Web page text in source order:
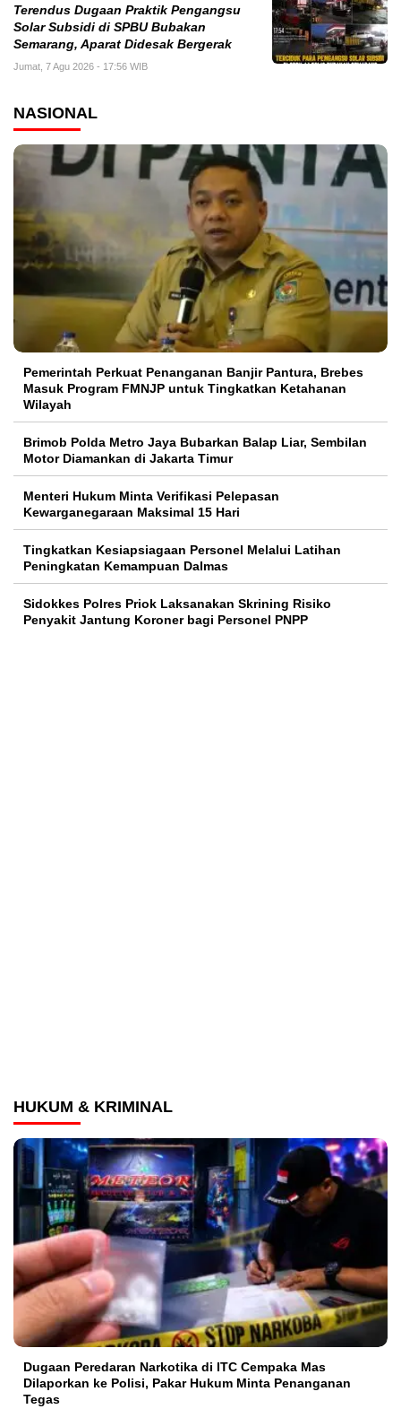
Terendus Dugaan Praktik Pengangsu
Solar Subsidi di SPBU Bubakan
Semarang, Aparat Didesak Bergerak
Jumat, 7 Agu 2026 - 17:56 WIB
NASIONAL
Pemerintah Perkuat Penanganan Banjir Pantura, Brebes
Masuk Program FMNJP untuk Tingkatkan Ketahanan
Wilayah
Brimob Polda Metro Jaya Bubarkan Balap Liar, Sembilan
Motor Diamankan di Jakarta Timur
Menteri Hukum Minta Verifikasi Pelepasan
Kewarganegaraan Maksimal 15 Hari
Tingkatkan Kesiapsiagaan Personel Melalui Latihan
Peningkatan Kemampuan Dalmas
Sidokkes Polres Priok Laksanakan Skrining Risiko
Penyakit Jantung Koroner bagi Personel PNPP
HUKUM & KRIMINAL
Dugaan Peredaran Narkotika di ITC Cempaka Mas
Dilaporkan ke Polisi, Pakar Hukum Minta Penanganan
Tegas